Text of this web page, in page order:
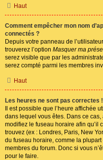
Haut
Comment empêcher mon nom
connectés ?
Depuis votre panneau de
trouverez l’option Masquer ma
serez visible que par les
serez compté parmi les membres
Haut
Les heures ne sont pas correctes !
Il est possible que l’heure affichée
dans lequel vous êtes. Dans ce cas,
modifiez le fuseau horaire afin qu’il
trouvez (ex : Londres, Paris, New
du fuseau horaire, comme la plupart
membres du forum. Donc si vous
pour le faire.